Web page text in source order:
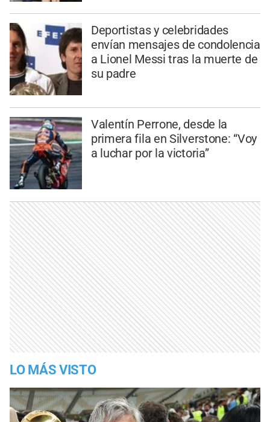
Deportistas y celebridades
envían mensajes de condolencia
a Lionel Messi tras la muerte de
su padre
Valentín Perrone, desde la
primera fila en Silverstone: “Voy
a luchar por la victoria”
LO MÁS VISTO